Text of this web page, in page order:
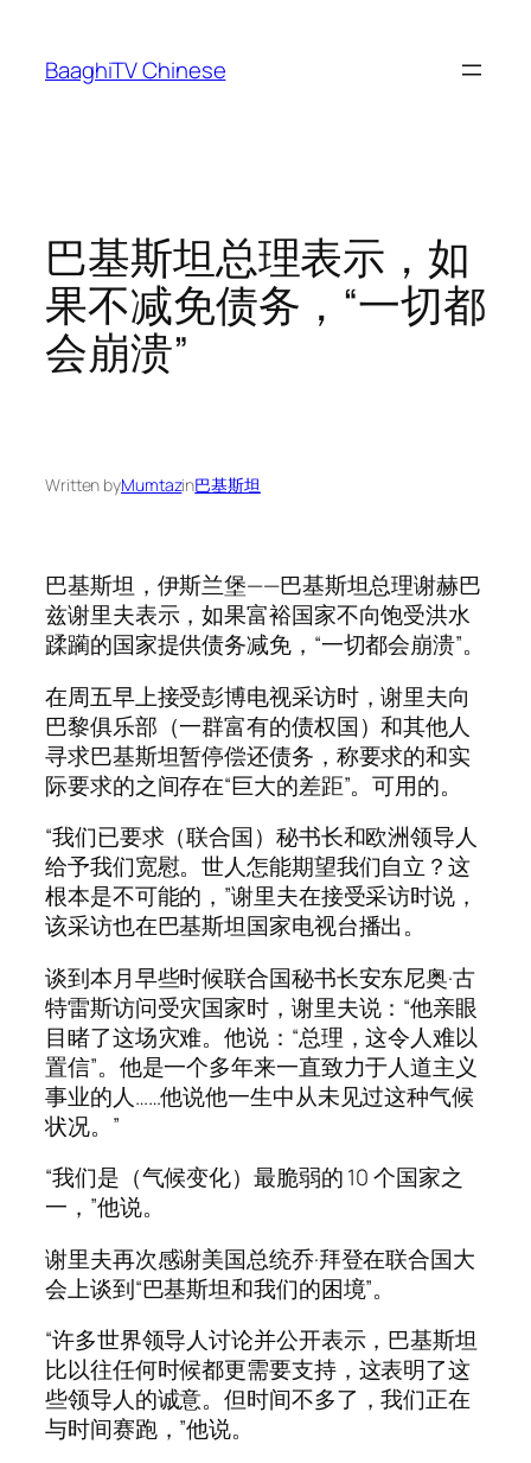
content
BaaghiTV Chinese
巴基斯坦总理表示，如
果不减免债务，“一切都
会崩溃”
Written byMumtazin巴基斯坦
巴基斯坦，伊斯兰堡——巴基斯坦总理谢赫巴
兹谢里夫表示，如果富裕国家不向饱受洪水
蹂躏的国家提供债务减免，“一切都会崩溃”。
在周五早上接受彭博电视采访时，谢里夫向
巴黎俱乐部（一群富有的债权国）和其他人
寻求巴基斯坦暂停偿还债务，称要求的和实
际要求的之间存在“巨大的差距”。可用的。
“我们已要求（联合国）秘书长和欧洲领导人
给予我们宽慰。世人怎能期望我们自立？这
根本是不可能的，”谢里夫在接受采访时说，
该采访也在巴基斯坦国家电视台播出。
谈到本月早些时候联合国秘书长安东尼奥·古
特雷斯访问受灾国家时，谢里夫说：“他亲眼
目睹了这场灾难。他说：“总理，这令人难以
置信”。他是一个多年来一直致力于人道主义
事业的人……他说他一生中从未见过这种气候
状况。”
“我们是（气候变化）最脆弱的 10 个国家之
一，”他说。
谢里夫再次感谢美国总统乔·拜登在联合国大
会上谈到“巴基斯坦和我们的困境”。
“许多世界领导人讨论并公开表示，巴基斯坦
比以往任何时候都更需要支持，这表明了这
些领导人的诚意。但时间不多了，我们正在
与时间赛跑，”他说。